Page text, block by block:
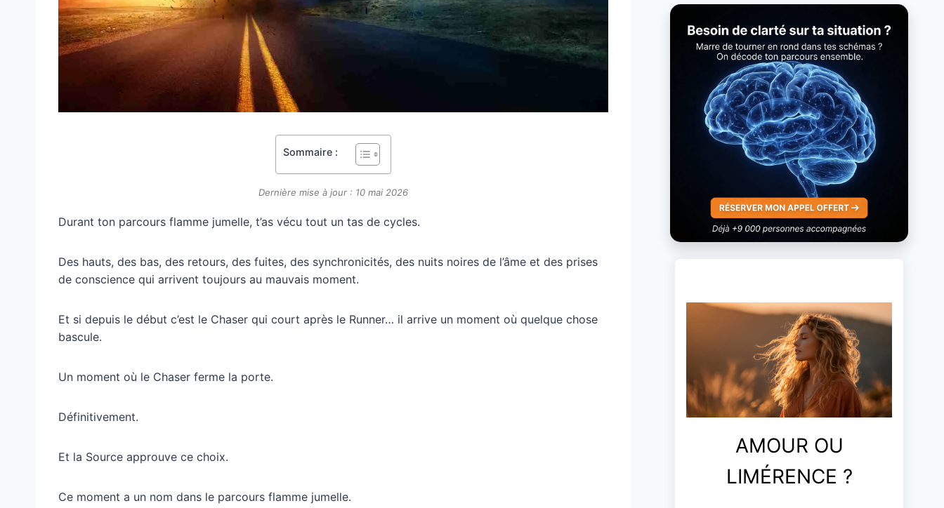
Sommaire :
Dernière mise à jour : 10 mai 2026
Durant ton parcours flamme jumelle, t’as vécu tout un tas de cycles.
Des hauts, des bas, des retours, des fuites, des synchronicités, des nuits noires de l’âme et des prises
de conscience qui arrivent toujours au mauvais moment.
Et si depuis le début c’est le Chaser qui court après le Runner… il arrive un moment où quelque chose
bascule.
Un moment où le Chaser ferme la porte.
Définitivement.
Et la Source approuve ce choix.
Ce moment a un nom dans le parcours flamme jumelle.
AMOUR OU
LIMÉRENCE ?